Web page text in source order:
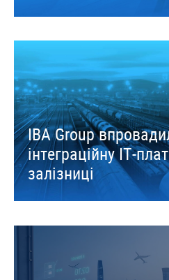
IBA Group
інтеграційну ІТ-
залізниці